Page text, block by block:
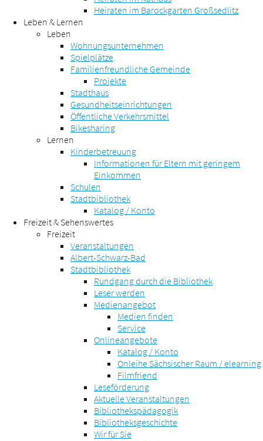
Heiraten im Barockgarten Großsedlitz
Leben & Lernen
Leben
Wohnungsunternehmen
Spielplätze
Familienfreundliche Gemeinde
Projekte
Stadthaus
Gesundheitseinrichtungen
Öffentliche Verkehrsmittel
Bikesharing
Lernen
Kinderbetreuung
Informationen für Eltern mit geringem
Einkommen
Schulen
Stadtbibliothek
Katalog / Konto
Freizeit & Sehenswertes
Freizeit
Veranstaltungen
Albert-Schwarz-Bad
Stadtbibliothek
Rundgang durch die Bibliothek
Leser werden
Medienangebot
Medien finden
Service
Onlineangebote
Katalog / Konto
Onleihe Sächsischer Raum / elearning
Filmfriend
Leseförderung
Aktuelle Veranstaltungen
Bibliothekspädagogik
Bibliotheksgeschichte
Wir für Sie